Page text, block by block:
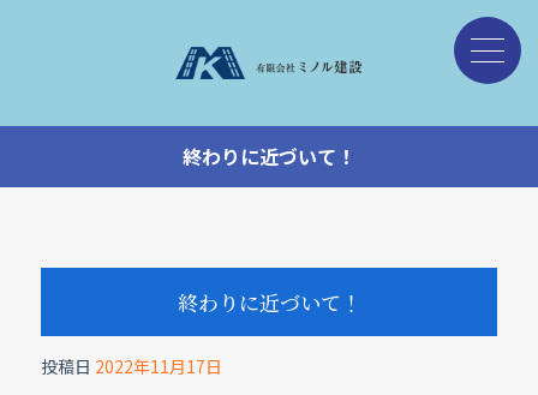
終わりに近づいて！
終わりに近づいて！
投稿日 2022年11月17日